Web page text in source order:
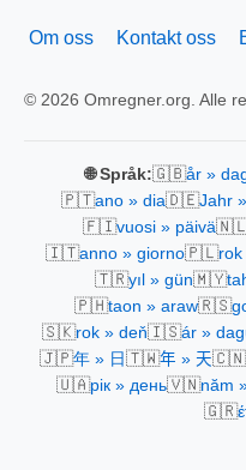
Om oss Kontakt oss
© 2026 Omregner.org. Alle
🌐 Språk:🇬🇧år »
🇵🇹ano » dia🇩🇪Jahr
🇫🇮vuosi » päivä
🇮🇹anno » giorno🇵🇱rok
🇹🇷yıl » gün🇲🇾
🇵🇭taon » araw🇷🇸
🇸🇰rok » deň🇮🇸ár »
🇯🇵年 » 日 🇹🇼年 » 天🇨🇳
🇺🇦рік » день🇻🇳năm
🇬🇷